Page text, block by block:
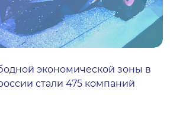
экономической зоны в
стали 475 компаний